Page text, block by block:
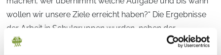
wollen wir unsere Ziele erreicht haben?“ Die Ergebnisse
der Arbeit in Schulgruppen wurden, neben der
verkürzten Version des Akademie-Vortrags, in der